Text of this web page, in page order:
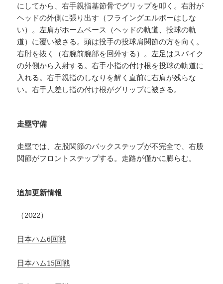
にしてから、右手親指基節骨でグリップを叩く。右肘が
ヘッドの外側に張り出す（フライングエルボーはしな
い）。左肩がホームベース（ヘッドの軌道、投球の軌
道）に覆い被さる。頭は投手の投球肩関節の方を向く。
右肘を抜く（右腕前腕部を回外する）。左足はスパイク
の外側から入射する。右手小指の付け根を投球の軌道に
入れる。右手親指のしなりを解く直前に右肩が残らな
い。右手人差し指の付け根がグリップに被さる。
走塁守備
走塁では、左股関節のバックステップが不完全で、右股
関節がフロントステップする。走路が僅かに膨らむ。
追加更新情報
（2022）
日本ハム6回戦
日本ハム15回戦